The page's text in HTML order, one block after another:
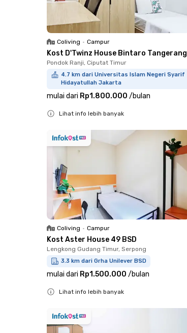
Coliving • Campur
Kost D'Twinz House Bintaro Tangerang
Pondok Ranji, Ciputat Timur
4.7 km dari Universitas Islam Negeri Syarif
Hidayatullah Jakarta
mulai dari Rp1.800.000 /bulan
Lihat info lebih banyak
Coliving • Campur
Kost Aster House 49 BSD
Lengkong Gudang Timur, Serpong
3.3 km dari Grha Unilever BSD
mulai dari Rp1.500.000 /bulan
Lihat info lebih banyak